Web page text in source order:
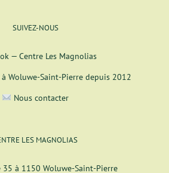
SUIVEZ-NOUS
— Centre Les Magnolias
Woluwe-Saint-Pierre depuis 2012
Nous contacter
LES MAGNOLIAS
35 à 1150 Woluwe-Saint-Pierre